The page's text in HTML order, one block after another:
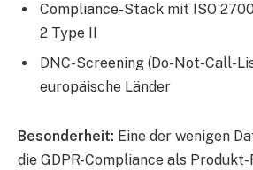
Compliance-Stack mit ISO
2 Type II
DNC-Screening (Do-Not-Call-
europäische Länder
Besonderheit: Eine der wenigen
die GDPR-Compliance als